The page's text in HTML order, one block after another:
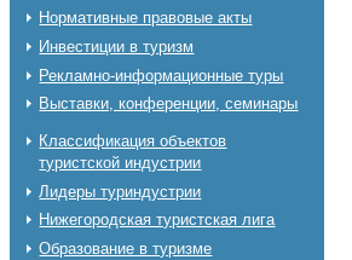
Нормативные правовые акты
Инвестиции в туризм
Рекламно-информационные туры
Выставки, конференции, семинары
Классификация объектов
туристской индустрии
Лидеры туриндустрии
Нижегородская туристская лига
Образование в туризме